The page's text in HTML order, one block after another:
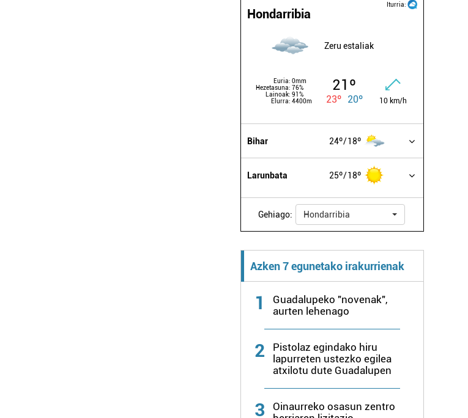
Iturria:
Hondarribia
Zeru estaliak
Euria: 0mm
Hezetasuna: 76%
Lainoak: 91%
Elurra: 4400m
21º
23º 20º 10 km/h
Bihar 24º 18º
Larunbata 25º 18º
Gehiago: Hondarribia
Azken 7 egunetako irakurrienak
1
Guadalupeko "novenak",
aurten lehenago
2
Pistolaz egindako hiru
lapurreten ustezko egilea
atxilotu dute Guadalupen
3
Oinaurreko osasun zentro